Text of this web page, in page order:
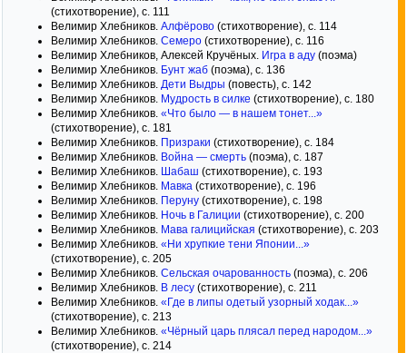
(стихотворение), с. 111
Велимир Хлебников. Алфёрово (стихотворение), с. 114
Велимир Хлебников. Семеро (стихотворение), с. 116
Велимир Хлебников, Алексей Кручёных. Игра в аду (поэма)
Велимир Хлебников. Бунт жаб (поэма), с. 136
Велимир Хлебников. Дети Выдры (повесть), с. 142
Велимир Хлебников. Мудрость в силке (стихотворение), с. 180
Велимир Хлебников. «Что было — в нашем тонет...»
(стихотворение), с. 181
Велимир Хлебников. Призраки (стихотворение), с. 184
Велимир Хлебников. Война — смерть (поэма), с. 187
Велимир Хлебников. Шабаш (стихотворение), с. 193
Велимир Хлебников. Мавка (стихотворение), с. 196
Велимир Хлебников. Перуну (стихотворение), с. 198
Велимир Хлебников. Ночь в Галиции (стихотворение), с. 200
Велимир Хлебников. Мава галицийская (стихотворение), с. 203
Велимир Хлебников. «Ни хрупкие тени Японии...»
(стихотворение), с. 205
Велимир Хлебников. Сельская очарованность (поэма), с. 206
Велимир Хлебников. В лесу (стихотворение), с. 211
Велимир Хлебников. «Где в липы одетый узорный ходак...»
(стихотворение), с. 213
Велимир Хлебников. «Чёрный царь плясал перед народом...»
(стихотворение), с. 214